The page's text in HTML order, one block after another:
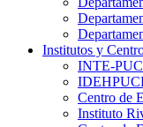
Institutos y
INTE-
Centro de
Instituto